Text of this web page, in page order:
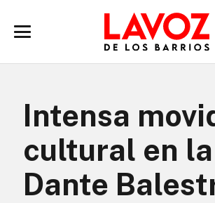
Intensa
cultural en la
Dante